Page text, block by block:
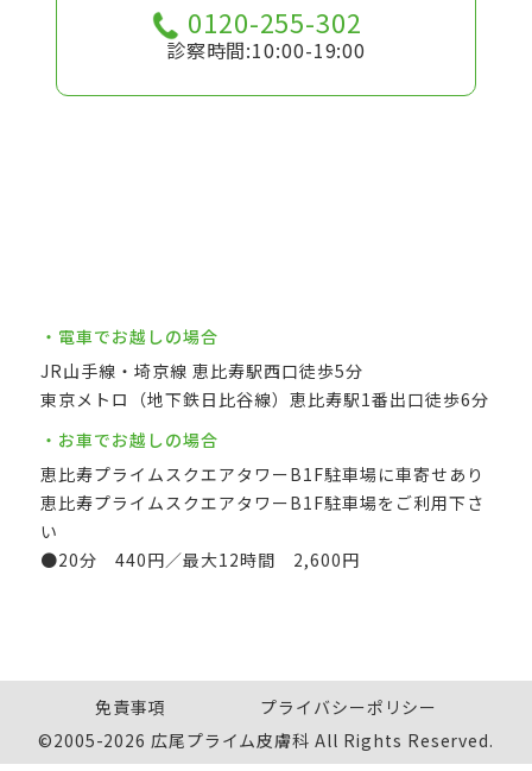
0120-255-302
診察時間:10:00-19:00
・電車でお越しの場合
JR山手線・埼京線 恵比寿駅西口徒歩5分
東京メトロ（地下鉄日比谷線）恵比寿駅1番出口徒歩6分
・お車でお越しの場合
恵比寿プライムスクエアタワーB1F駐車場に車寄せあり
恵比寿プライムスクエアタワーB1F駐車場をご利用下さ
い
●20分 440円／最大12時間 2,600円
免責事項
プライバシーポリシー
©2005-2026 広尾プライム皮膚科 All Rights Reserved.